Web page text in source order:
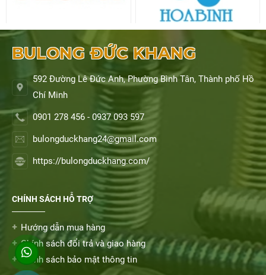
BULONG ĐỨC KHANG
592 Đường Lê Đức Anh, Phường Bình Tân, Thành phố Hồ
Chí Minh
0901 278 456 - 0937 093 597
bulongduckhang24@gmail.com
https://bulongduckhang.com/
CHÍNH SÁCH HỖ TRỢ
Hướng dẫn mua hàng
Chính sách đổi trả và giao hàng
Chính sách bảo mật thông tin